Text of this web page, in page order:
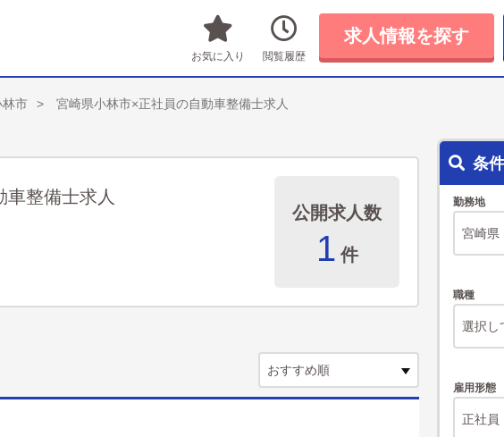
お気に入り 閲覧履歴
求人情報を探す
林市 宮崎県小林市×正社員の自動車整備士求人
車整備士求人
公開求人数
1 件
条
勤務地
職種
選択し
雇用形態
正社員